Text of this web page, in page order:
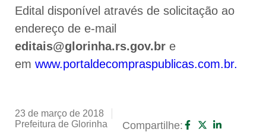
Edital disponível através de solicitação ao
endereço de e-mail
editais@glorinha.rs.gov.br e
em www.portaldecompraspublicas.com.br.
23 de março de 2018
Prefeitura de Glorinha
Compartilhe: